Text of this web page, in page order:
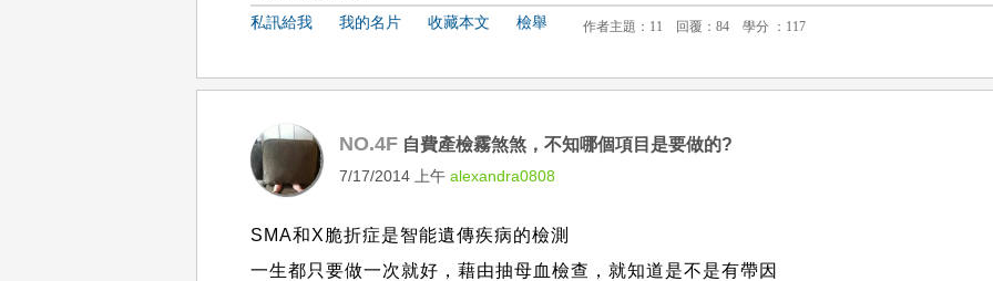
私訊給我
我的名片 收藏本文 檢舉
NO.4F 自費產檢霧煞煞，不知哪個項目是要做的?
7/17/2014 上午alexandra0808
SMA和X脆折症是智能遺傳疾病的檢測
一生都只要做一次就好，藉由抽母血檢查，就知道是不是有帶因